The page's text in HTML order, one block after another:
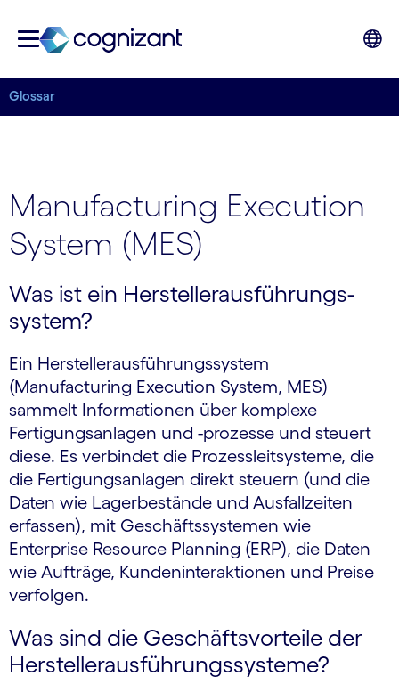
Glossar
Manufacturing Execution
System (MES)
Was ist ein Her­steller­ausführungs­
system?
Ein Hersteller­ausführungs­system
(Manufacturing Execution System, MES)
sammelt Informationen über komplexe
Fertigungs­anlagen und -prozesse und steuert
diese. Es verbindet die Prozessleitsysteme, die
die Fertigungsanlagen direkt steuern (und die
Daten wie Lagerbestände und Ausfallzeiten
erfassen), mit Geschäftssystemen wie
Enterprise Resource Planning (ERP), die Daten
wie Aufträge, Kundeninteraktionen und Preise
verfolgen.
Was sind die Geschäftsvorteile der
Hersteller­ausführungs­systeme?